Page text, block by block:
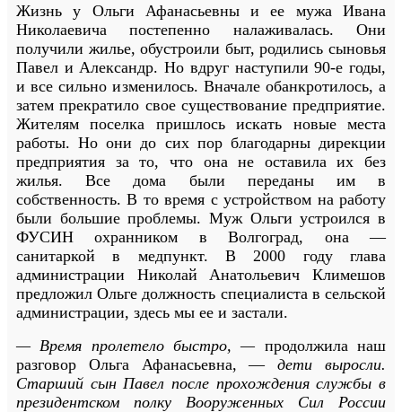
Жизнь у Ольги Афанасьевны и ее мужа Ивана
Николаевича постепенно налаживалась. Они
получили жилье, обустроили быт, родились сыновья
Павел и Александр. Но вдруг наступили 90-е годы,
и все сильно изменилось. Вначале обанкротилось, а
затем прекратило свое существование предприятие.
Жителям поселка пришлось искать новые места
работы. Но они до сих пор благодарны дирекции
предприятия за то, что она не оставила их без
жилья. Все дома были переданы им в
собственность. В то время с устройством на работу
были большие проблемы. Муж Ольги устроился в
ФУСИН охранником в Волгоград, она —
санитаркой в медпункт. В 2000 году глава
администрации Николай Анатольевич Климешов
предложил Ольге должность специалиста в сельской
администрации, здесь мы ее и застали.
— Время пролетело быстро, — продолжила наш
разговор Ольга Афанасьевна, —дети выросли.
Старший сын Павел после прохождения службы в
президентском полку Вооруженных Сил России